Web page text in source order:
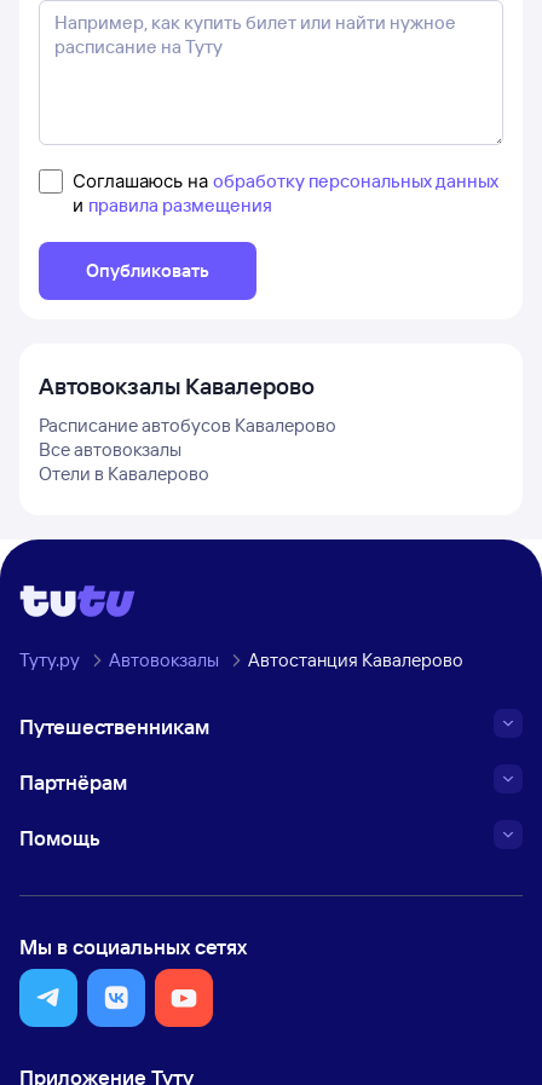
Соглашаюсь на обработку персональных данных
и правила размещения
Опубликовать
Автовокзалы Кавалерово
Расписание автобусов Кавалерово
Все автовокзалы
Отели в Кавалерово
Туту.ру Автовокзалы Автостанция Кавалерово
Путешественникам
Партнёрам
Помощь
Мы в социальных сетях
Приложение Туту